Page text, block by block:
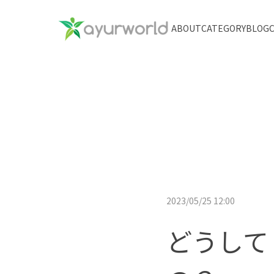
ABOUTCATEGORYBLOG
どうし
2023/05/25 12:00